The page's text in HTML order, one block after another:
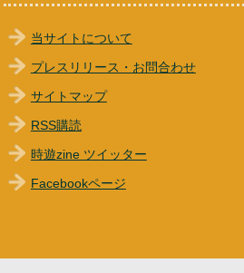
当サイトについて
プレスリリース・お問合わせ
サイトマップ
RSS購読
時遊zine ツイッター
Facebookページ